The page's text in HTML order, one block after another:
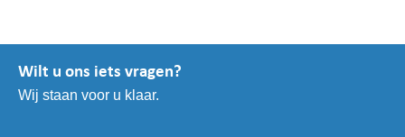
Wilt u ons iets vragen?
Wij staan voor u klaar.